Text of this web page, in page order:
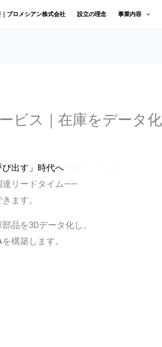
プロメシアン株式会社 設立の理念 事業内容
ビス｜在庫をデータ
出す」時代へ
達リードタイム——
ます。
品を3Dデータ化し、
を構築します。